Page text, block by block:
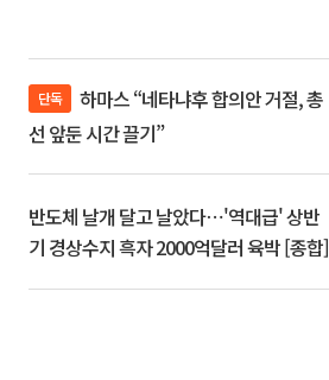
단독
선 앞둔 시간 끌기”
반도체 날개 달고 날았다⋯'역대급' 상반
기 경상수지 흑자 2000억달러 육박 [종합]